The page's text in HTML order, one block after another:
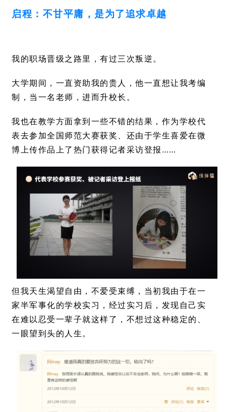
启程：不甘平庸，是为了追求卓越
我的职场晋级之路里，有过三次叛逆。
大学期间，一直资助我的贵人，他一直想让我考编
制，当一名老师，进而升校长。
我也在教学方面拿到一些不错的结果，作为学校代
表去参加全国师范大赛获奖、还由于学生喜爱在微
博上传作品上了热门获得记者采访登报……
但我天生渴望自由，不爱受束缚，当初我由于在一
家半军事化的学校实习，经过实习后，发现自己实
在难以忍受一辈子就这样了，不想过这种稳定的、
一眼望到头的人生。